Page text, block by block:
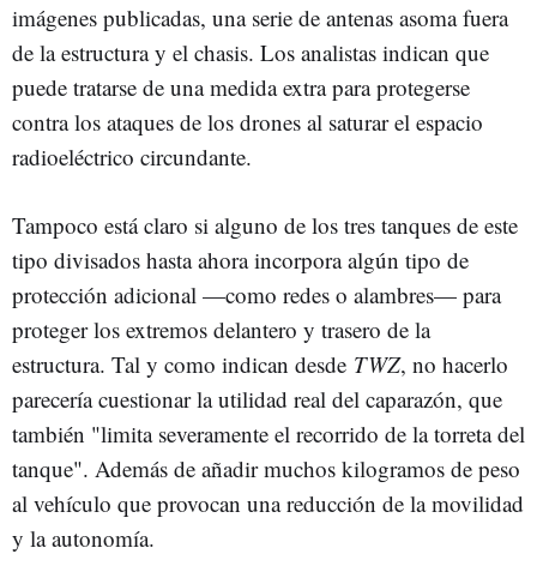
imágenes publicadas, una serie de antenas asoma fuera
de la estructura y el chasis. Los analistas indican que
puede tratarse de una medida extra para protegerse
contra los ataques de los drones al saturar el espacio
radioeléctrico circundante.
Tampoco está claro si alguno de los tres tanques de este
tipo divisados hasta ahora incorpora algún tipo de
protección adicional —como redes o alambres— para
proteger los extremos delantero y trasero de la
estructura. Tal y como indican desde TWZ, no hacerlo
parecería cuestionar la utilidad real del caparazón, que
también "limita severamente el recorrido de la torreta del
tanque". Además de añadir muchos kilogramos de peso
al vehículo que provocan una reducción de la movilidad
y la autonomía.